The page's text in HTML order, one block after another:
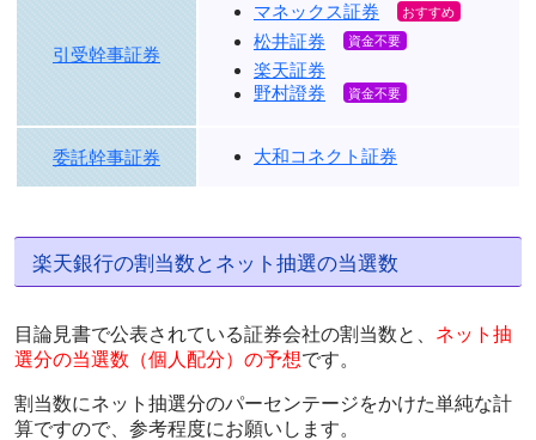
引受幹事証券
マネックス証券
松井証券
楽天証券
野村證券
委託幹事証券 大和コネクト証券
楽天銀行の割当数とネット抽選の当選数
目論見書で公表されている証券会社の割当数と、 ネット抽
選分の当選数（個人配分）の予想です。
割当数にネット抽選分のパーセンテージをかけた単純な計
算ですので、参考程度にお願いします。